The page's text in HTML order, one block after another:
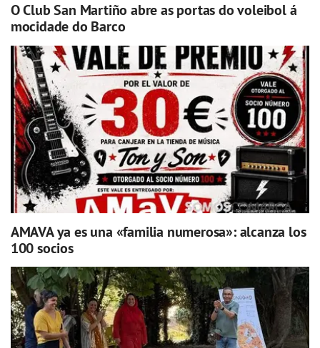
O Club San Martiño abre as portas do voleibol á
mocidade do Barco
AMAVA ya es una «familia numerosa»: alcanza los
100 socios